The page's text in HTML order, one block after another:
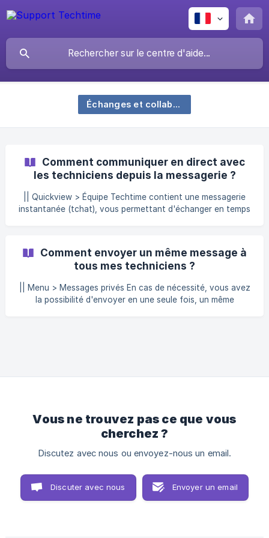
Échanges et collaboration
Comment communiquer en direct avec
les techniciens depuis la messagerie ?
|| Quickview > Équipe Techtime contient une messagerie
instantanée (tchat), vous permettant d'échanger en temps
techniciens. À partir de là, vous pouvez ouvrir la
messagerie instantanée :
Comment envoyer un même message à
tous mes techniciens ?
|| Menu > Messages privés En cas de nécessité, vous avez
la possibilité d'envoyer en une seule fois, un même
Vous ne trouvez pas ce que vous
cherchez ?
Discutez avec nous ou envoyez-nous un email.
Discuter avec nous Envoyer un email